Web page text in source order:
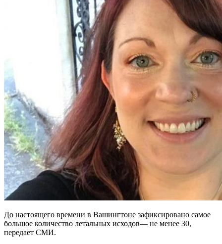
До настоящего времени в Вашингтоне зафиксировано самое
большое количество летальных исходов— не менее 30,
передает СМИ.